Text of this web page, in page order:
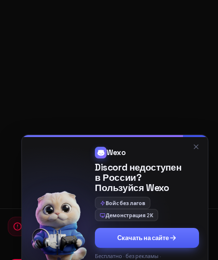
Мы используем cookies
Для работы сайта и показа рекламы мы используем
cookies. Продолжая использовать сайт, вы соглашаетесь с
Политикой конфиденциальностииПользовательским
соглашением.
Wexo
Discord недоступен
в России?
Пользуйся Wexo
Войс без лагов
Демонстрация 2К
Скачать на сайте
Бесплатно · без рекламы ·